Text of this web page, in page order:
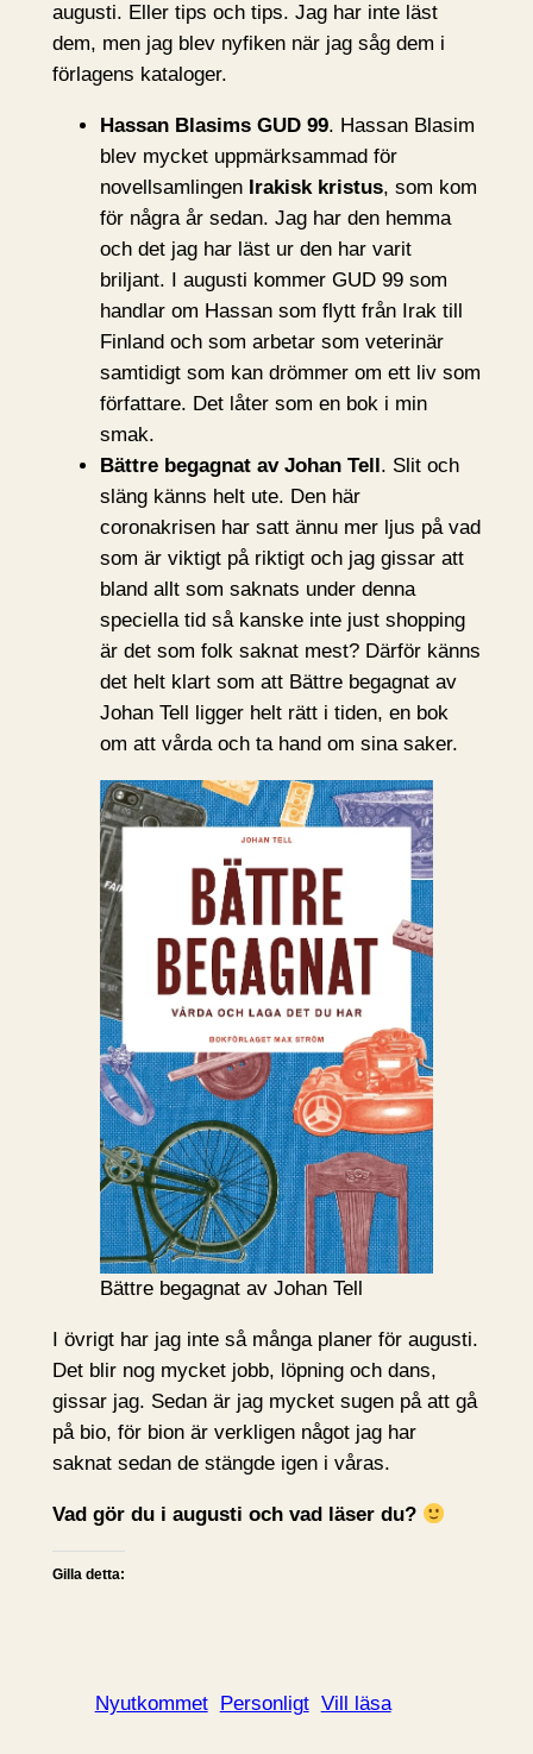
augusti. Eller tips och tips. Jag har inte läst
dem, men jag blev nyfiken när jag såg dem i
förlagens kataloger.
Hassan Blasims GUD 99. Hassan Blasim
blev mycket uppmärksammad för
novellsamlingen Irakisk kristus, som kom
för några år sedan. Jag har den hemma
och det jag har läst ur den har varit
briljant. I augusti kommer GUD 99 som
handlar om Hassan som flytt från Irak till
Finland och som arbetar som veterinär
samtidigt som kan drömmer om ett liv som
författare. Det låter som en bok i min
smak.
Bättre begagnat av Johan Tell. Slit och
släng känns helt ute. Den här
coronakrisen har satt ännu mer ljus på vad
som är viktigt på riktigt och jag gissar att
bland allt som saknats under denna
speciella tid så kanske inte just shopping
är det som folk saknat mest? Därför känns
det helt klart som att Bättre begagnat av
Johan Tell ligger helt rätt i tiden, en bok
om att vårda och ta hand om sina saker.
Bättre begagnat av Johan Tell
I övrigt har jag inte så många planer för augusti.
Det blir nog mycket jobb, löpning och dans,
gissar jag. Sedan är jag mycket sugen på att gå
på bio, för bion är verkligen något jag har
saknat sedan de stängde igen i våras.
Vad gör du i augusti och vad läser du?
Gilla detta:
Nyutkommet Personligt Vill läsa